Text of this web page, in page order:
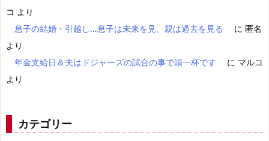
コ より
息子の結婚・引越し…息子は未来を見、親は過去を見る
に 匿名
より
年金支給日＆夫はドジャーズの試合の事で頭一杯です
に マルコ
より
カテゴリー